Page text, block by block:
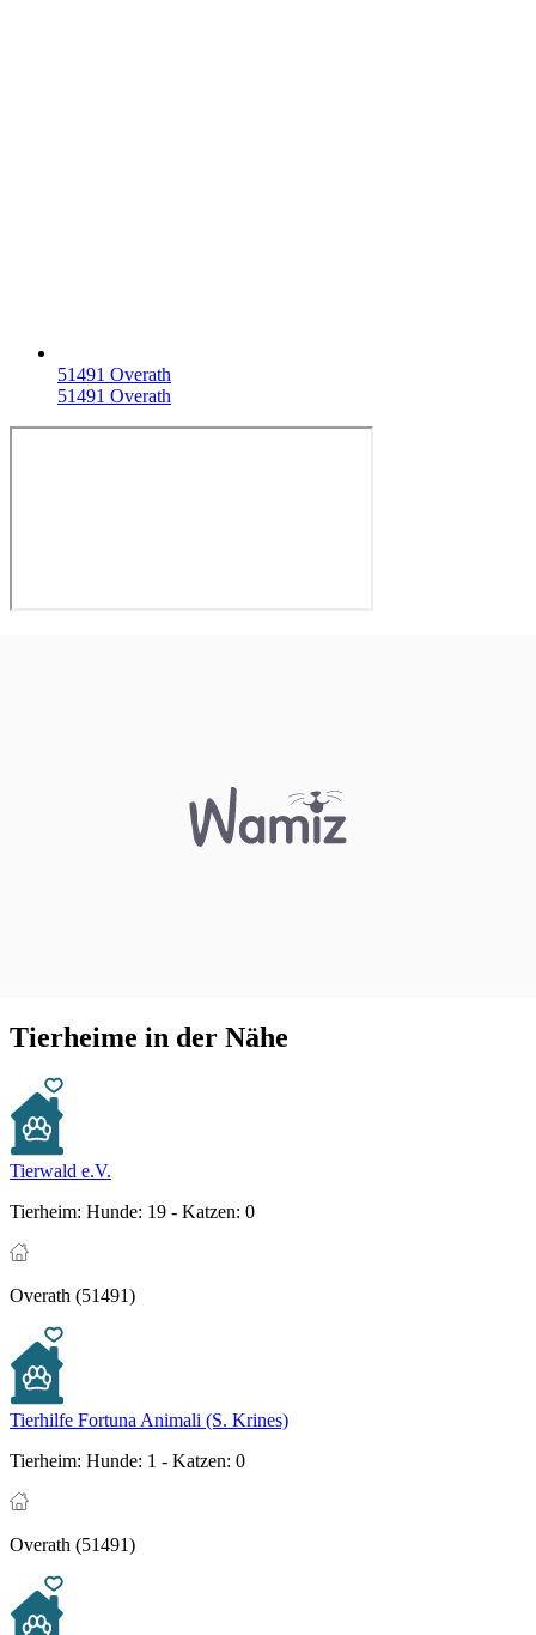
51491 Overath
51491 Overath
Tierheime in der Nähe
Tierwald e.V.
Tierheim: Hunde: 19 - Katzen: 0
Overath (51491)
Tierhilfe Fortuna Animali (S. Krines)
Tierheim: Hunde: 1 - Katzen: 0
Overath (51491)